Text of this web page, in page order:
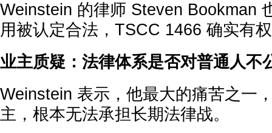
Weinstein 的律师 Steven Bookman
用被认定合法，TSCC 1466 确实有
业主质疑：法律体系是否对普通人不
Weinstein 表示，他最大的痛苦之一
主，根本无法承担长期法律战。